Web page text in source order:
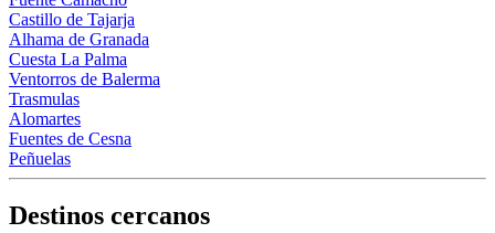
Castillo de Tajarja
Alhama de Granada
Cuesta La Palma
Ventorros de Balerma
Trasmulas
Alomartes
Fuentes de Cesna
Peñuelas
Destinos cercanos